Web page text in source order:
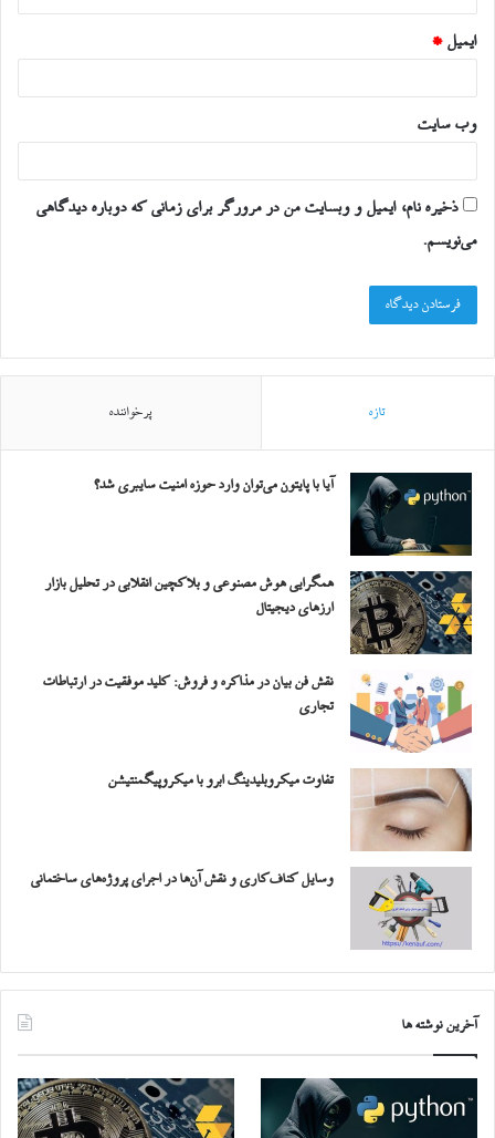
ایمیل *
وب‌ سایت
ذخیره نام، ایمیل و وبسایت من در مرورگر برای زمانی که دوباره دیدگاهی
می‌نویسم.
تازه پرخواننده
آیا با پایتون می‌توان وارد حوزه امنیت سایبری شد؟
همگرایی هوش مصنوعی و بلاکچین انقلابی در تحلیل بازار
ارزهای دیجیتال
نقش فن بیان در مذاکره و فروش: کلید موفقیت در ارتباطات
تجاری
تفاوت میکروبلیدینگ ابرو با میکروپیگمنتیشن
وسایل کناف‌کاری و نقش آن‌ها در اجرای پروژه‌های ساختمانی
آخرین نوشته ها